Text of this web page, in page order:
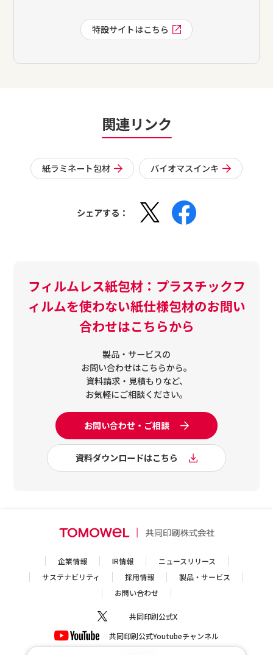
特設サイトはこちら
関連リンク
紙ラミネート包材 バイオマスインキ
シェアする：
フィルムレス紙包材：プラスチックフ
ィルムを使わない紙仕様包材のお問い
合わせはこちらから
製品・サービスの
お問い合わせはこちらから。
資料請求・見積もりなど、
お気軽にご相談ください。
お問い合わせ・ご相談
資料ダウンロードはこちら
企業情報 IR情報
ニュースリリース
サステナビリティ
採用情報
製品・サービス
お問い合わせ
共同印刷公式X
共同印刷公式Youtubeチャンネル